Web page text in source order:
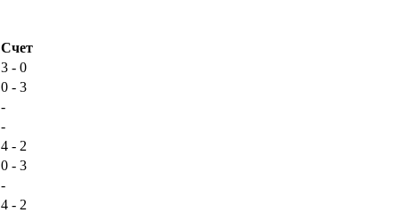
Счет
3 - 0
0 - 3
-
-
4 - 2
0 - 3
-
4 - 2